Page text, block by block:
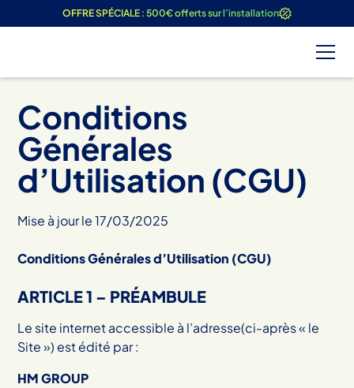
OFFRE SPÉCIALE : 500€ offerts sur l’installation
Conditions
Générales
d’Utilisation (CGU)
Mise à jour le17/03/2025
Conditions Générales d’Utilisation (CGU)
ARTICLE 1 – PRÉAMBULE
Le site internet accessible à l’adresse(ci-après « le
Site ») est édité par :
HM GROUP